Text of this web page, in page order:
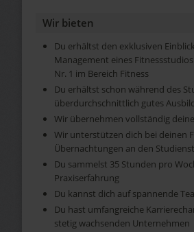
Wir bieten
Du erhältst den exklusiven
Management eines
Nr. 1 im Bereich Fitness
Du erhältst schon während des
überdurchschnittlich gutes
Wir übernehmen vollständig
Wir unterstützen dich bei deinen
Übernachtungen an den
Du sammelst 35 Stunden pro
Praxiserfahrung
Du kannst dich auf spannende
Du hast umfangreiche
stetig wachsenden Unternehmen